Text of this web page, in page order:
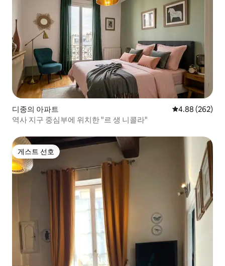
디종의 아파트 평점 4.88점(5
4.88 (262)
역사 지구 중심부에 위치한 "르 생 니콜라"
게스트 선호
게스트 선호